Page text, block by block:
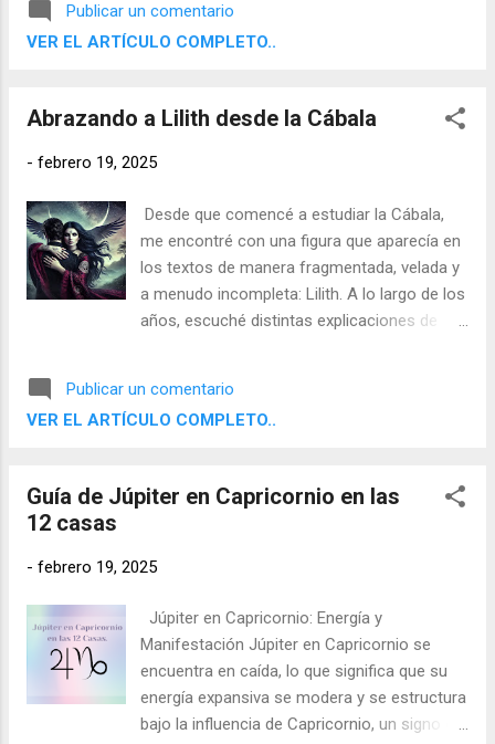
cabalística, encontramos una coincidencia
sorprendente: el nombre "COCA COLA"
Nombre de Dios en la tradición mística judía .
¿Es acaso una casualidad o una conexión
Publicar un comentario
VER EL ARTÍCULO COMPLETO..
Abrazando a Lilith desde la Cábala
- febrero 19, 2025
Desde que comencé a estudiar la Cábala,
me encontré con una figura que aparecía en
los textos de manera fragmentada, velada y
a menudo incompleta: Lilith. A lo largo de los
años, escuché distintas explicaciones de
con el tiempo me di cuenta de que aquellas
interpretaciones me resultaban insuficientes.
caótico, me parecía reduccionista. La Cábala
contraparte y su razón de ser, y me
una fuerza de destrucción y castigo. Fue
entonces cuando decidí ir más allá de lo
aprendido y sumergirme en la meditación y
la contemplación profunda para intentar
comprender su verdadero significado.
Publicar un comentario
VER EL ARTÍCULO COMPLETO..
Guía de Júpiter en Capricornio en las
12 casas
- febrero 19, 2025
Júpiter en Capricornio: Energía y
Manifestación Júpiter en Capricornio se
encuentra en caída, lo que significa que su
energía expansiva se modera y se estructura
bajo la influencia de Capricornio, un signo de